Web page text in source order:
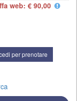
web: € 90,00
per prenotare